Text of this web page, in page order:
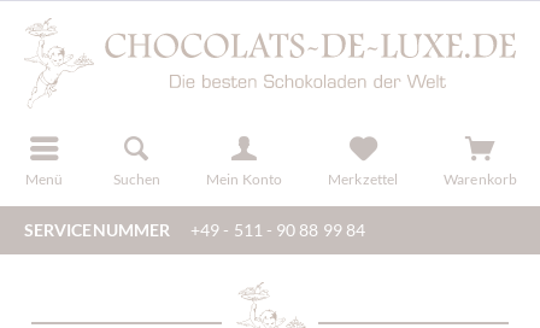
Menü Suchen Mein Konto
registrieren Merkzettel Warenkorb
SERVICENUMMER +49 - 511 - 90 88 99 84